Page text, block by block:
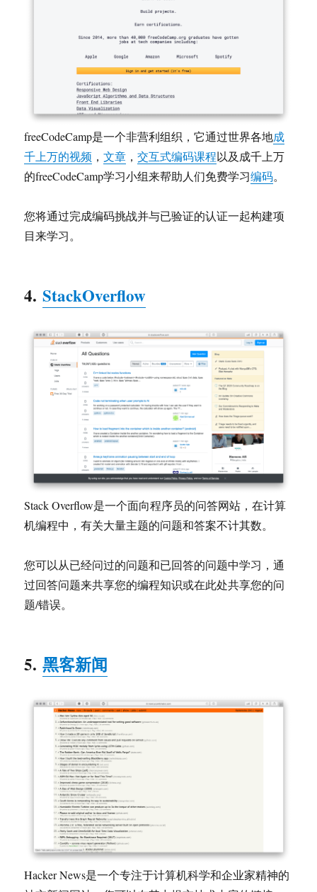
freeCodeCamp是一个非营利组织，它通过世界各地成
千上万的视频 ，文章 ，交互式编码课程以及成千上万
的freeCodeCamp学习小组来帮助人们免费学习编码。
您将通过完成编码挑战并与已验证的认证一起构建项
目来学习。
4.StackOverflow
Stack Overflow是一个面向程序员的问答网站，在计算
机编程中，有关大量主题的问题和答案不计其数。
您可以从已经问过的问题和已回答的问题中学习，通
过回答问题来共享您的编程知识或在此处共享您的问
题/错误。
5.黑客新闻
Hacker News是一个专注于计算机科学和企业家精神的